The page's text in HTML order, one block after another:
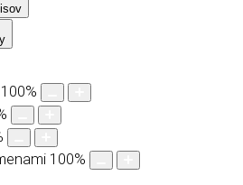
100%
100%